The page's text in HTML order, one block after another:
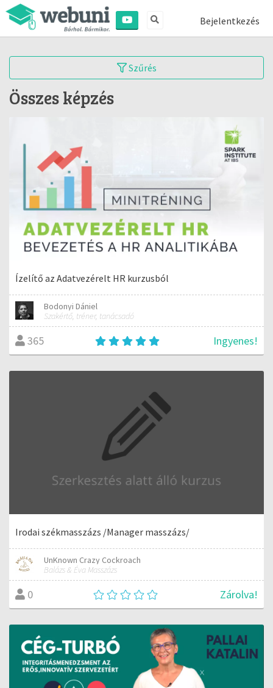
Bejelentkezés
Szűrés
Összes képzés
Ízelítő az Adatvezérelt HR kurzusból
Bodonyi Dániel
Szakértő, tréner, tanácsadó
365 Ingyenes!
Irodai székmasszázs /Manager masszázs/
UnKnown Crazy Cockroach
Balázs & Éva Masszázs
0 Zárolva!